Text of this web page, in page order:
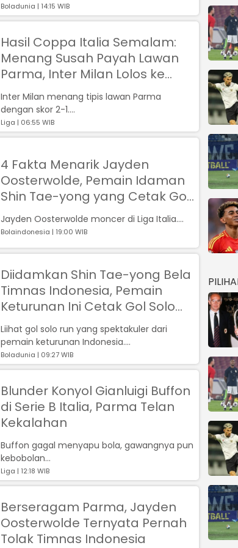
Boladunia | 14:15 WIB
Hasil Coppa Italia Semalam:
Menang Susah Payah Lawan
Parma, Inter Milan Lolos ke
Perempat Final
Inter Milan menang tipis lawan Parma
dengan skor 2-1....
Liga | 06:55 WIB
4 Fakta Menarik Jayden
Oosterwolde, Pemain Idaman
Shin Tae-yong yang Cetak Gol
Spektakuler di Liga Italia
Jayden Oosterwolde moncer di Liga Italia....
Bolaindonesia | 19:00 WIB
Diidamkan Shin Tae-yong Bela
Timnas Indonesia, Pemain
Keturunan Ini Cetak Gol Solo
Run di Parma
Liihat gol solo run yang spektakuler dari
pemain keturunan Indonesia....
Boladunia | 09:27 WIB
Blunder Konyol Gianluigi Buffon
di Serie B Italia, Parma Telan
Kekalahan
Buffon gagal menyapu bola, gawangnya pun
kebobolan...
Liga | 12:18 WIB
Berseragam Parma, Jayden
Oosterwolde Ternyata Pernah
Tolak Timnas Indonesia